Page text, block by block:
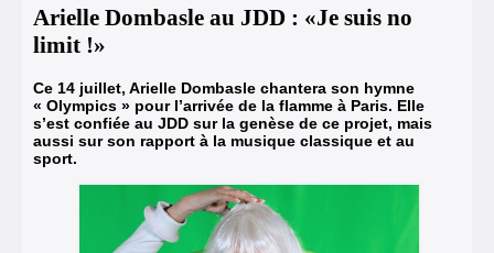
Arielle Dombasle au JDD : «Je suis no
limit !»
Ce 14 juillet, Arielle Dombasle chantera son hymne
« Olympics » pour l’arrivée de la flamme à Paris. Elle
s’est confiée au JDD sur la genèse de ce projet, mais
aussi sur son rapport à la musique classique et au
sport.